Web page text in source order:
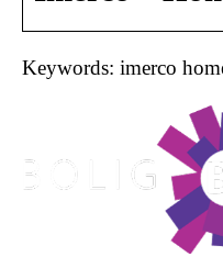
Keywords: imerco